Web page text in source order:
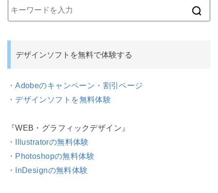
デザインソフトを無料で体験する
・Adobeのキャンペーン・割引ページ
・デザインソフトを無料体験
『WEB・グラフィックデザイン』
・Illustratorの無料体験
・Photoshopの無料体験
・InDesignの無料体験